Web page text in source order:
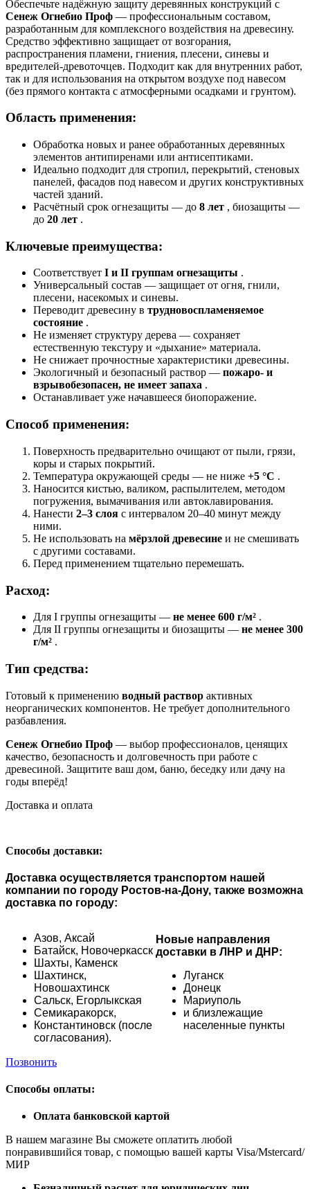
Обеспечьте надёжную защиту деревянных конструкций с
Сенеж Огнебио Проф — профессиональным составом,
разработанным для комплексного воздействия на древесину.
Средство эффективно защищает от возгорания,
распространения пламени, гниения, плесени, синевы и
вредителей-древоточцев. Подходит как для внутренних работ,
так и для использования на открытом воздухе под навесом
(без прямого контакта с атмосферными осадками и грунтом).
Область применения:
Обработка новых и ранее обработанных деревянных
элементов антипиренами или антисептиками.
Идеально подходит для стропил, перекрытий, стеновых
панелей, фасадов под навесом и других конструктивных
частей зданий.
Расчётный срок огнезащиты — до 8 лет , биозащиты —
до 20 лет .
Ключевые преимущества:
Соответствует I и II группам огнезащиты .
Универсальный состав — защищает от огня, гнили,
плесени, насекомых и синевы.
Переводит древесину в трудновоспламеняемое
состояние .
Не изменяет структуру дерева — сохраняет
естественную текстуру и «дыхание» материала.
Не снижает прочностные характеристики древесины.
Экологичный и безопасный раствор — пожаро- и
взрывобезопасен, не имеет запаха .
Останавливает уже начавшееся биопоражение.
Способ применения:
Поверхность предварительно очищают от пыли, грязи,
коры и старых покрытий.
Температура окружающей среды — не ниже +5 °C .
Наносится кистью, валиком, распылителем, методом
погружения, вымачивания или автоклавирования.
Нанести 2–3 слоя с интервалом 20–40 минут между
ними.
Не использовать на мёрзлой древесине и не смешивать
с другими составами.
Перед применением тщательно перемешать.
Расход:
Для I группы огнезащиты — не менее 600 г/м² .
Для II группы огнезащиты и биозащиты — не менее 300
г/м² .
Тип средства:
Готовый к применению водный раствор активных
неорганических компонентов. Не требует дополнительного
разбавления.
Сенеж Огнебио Проф — выбор профессионалов, ценящих
качество, безопасность и долговечность при работе с
древесиной. Защитите ваш дом, баню, беседку или дачу на
годы вперёд!
Доставка и оплата
Способы доставки:
Доставка осуществляется транспортом нашей
компании по городу Ростов-на-Дону, также возможна
доставка по городу:
Азов, Аксай
Батайск, Новочеркасск
Шахты, Каменск
Шахтинск,
Новошахтинск
Сальск, Егорлыкская
Семикаракорск,
Константиновск (после
согласования).
Новые направления
доставки в ЛНР и ДНР:
Луганск
Донецк
Мариуполь
и близлежащие
населенные пункты
Позвонить
Способы оплаты:
Оплата банковской картой
В нашем магазине Вы сможете оплатить любой
понравившийся товар, с помощью вашей карты Visa/Mstercard/
МИР